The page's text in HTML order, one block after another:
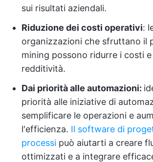
sui risultati aziendali.
Riduzione dei costi operativi:
organizzazioni che sfruttano il
mining possono ridurre i costi
redditività.
Dai priorità alle automazioni:
priorità alle iniziative di
semplificare le operazioni e
l'efficienza. Il software di
processi può aiutarti a creare
ottimizzati e a integrare